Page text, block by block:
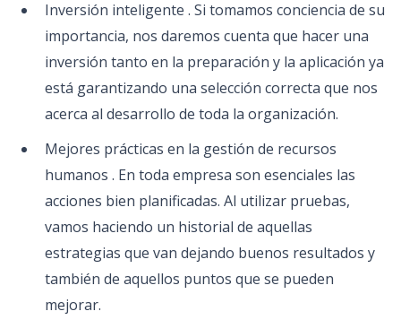
Inversión inteligente . Si tomamos conciencia de su
importancia, nos daremos cuenta que hacer una
inversión tanto en la preparación y la aplicación ya
está garantizando una selección correcta que nos
acerca al desarrollo de toda la organización.
Mejores prácticas en la gestión de recursos
humanos . En toda empresa son esenciales las
acciones bien planificadas. Al utilizar pruebas,
vamos haciendo un historial de aquellas
estrategias que van dejando buenos resultados y
también de aquellos puntos que se pueden
mejorar.